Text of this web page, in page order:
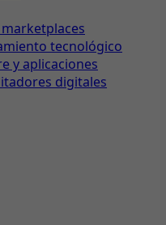
tecnológico
y aplicaciones
digitales